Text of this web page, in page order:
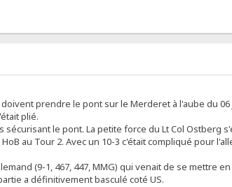
prendre le pont sur le Merderet à l'aube du 06
plié.
le pont. La petite force du Lt Col Ostberg
au Tour 2. Avec un 10-3 c'était compliqué pour
(9-1, 467, 447, MMG) qui venait de se mettre
a définitivement basculé coté US.